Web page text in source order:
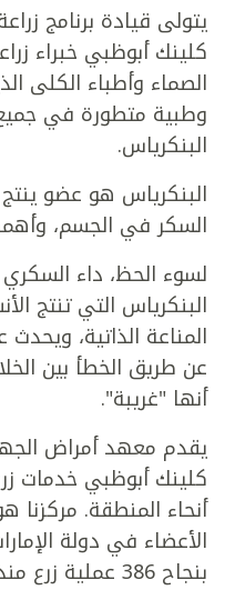
يتولى قيادة برنامج
كلينك أبوظبي خبراء
الصماء وأطباء الكلى
وطبية متطورة في
البنكرياس.
البنكرياس هو عضو
السكر في الجسم،
لسوء الحظ، داء السكري
البنكرياس التي تنتج
المناعة الذاتية،
عن طريق الخطأ بين
أنها "غريبة".
يقدم معهد أمراض
كلينك أبوظبي خدمات
أنحاء المنطقة. مركزنا
الأعضاء في دولة
بنجاح 386 عملية زرع منذ إطلاقه في عام 2017.